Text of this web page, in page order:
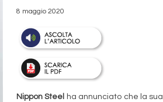
8 maggio 2020
Nippon Steel ha annunciato che la sua